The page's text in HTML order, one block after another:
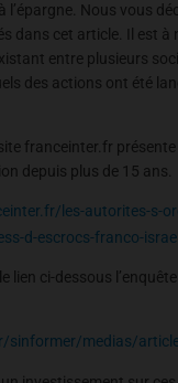
l’épargne. Nous vous
dans cet article. Il est à
entre plusieurs
des actions ont été
franceinter.fr
depuis plus de 15 ans.
les-autorites-s-
d-escrocs-franco-
lien ci-dessous
sinformer/medias/